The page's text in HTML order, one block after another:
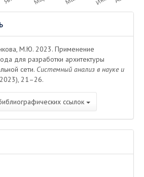
М.Ю. 2023. Применение
для разработки архитектуры
сети. Системный анализ в науке и
21–26.
ссылок